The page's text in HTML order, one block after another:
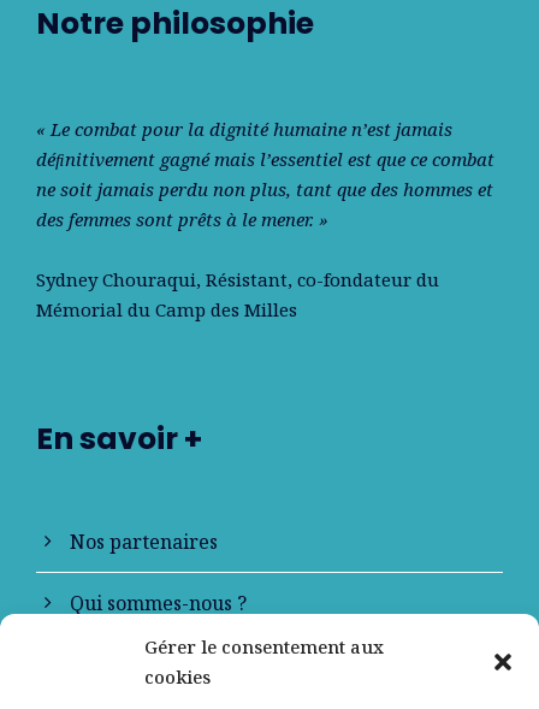
Gérer le consentement aux
cookies
Notre philosophie
« Le combat pour la dignité humaine n’est jamais
déﬁnitivement gagné mais l’essentiel est que ce combat
ne soit jamais perdu non plus, tant que des hommes et
des femmes sont prêts à le mener. »
Sydney Chouraqui, Résistant, co-fondateur du
Mémorial du Camp des Milles
En savoir +
Nos partenaires
Qui sommes-nous ?
Contactez-nous